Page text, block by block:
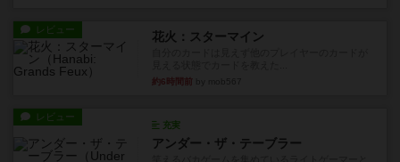
レビュー 花火：スターマイン
約6時間前
レビュー
充実
アンダー・ザ・テーブラー